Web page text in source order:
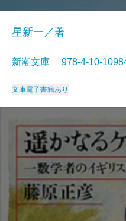
星新一／著
新潮文庫 978-4-10-
文庫電子書籍あり